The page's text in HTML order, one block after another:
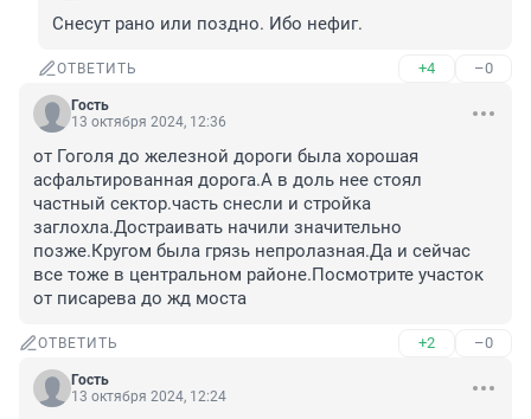
Снесут рано или поздно. Ибо нефиг.
ОТВЕТИТЬ +4 –0
Гость
13 октября 2024, 12:36
от Гоголя до железной дороги была хорошая
асфальтированная дорога.А в доль нее стоял
частный сектор.часть снесли и стройка
заглохла.Достраивать начили значительно
позже.Кругом была грязь непролазная.Да и сейчас
все тоже в центральном районе.Посмотрите участок
от писарева до жд моста
ОТВЕТИТЬ +2 –0
Гость
13 октября 2024, 12:24